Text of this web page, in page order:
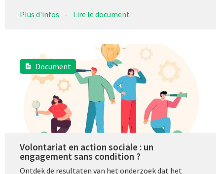
Plus d'infos - Lire le document
Document
Volontariat en action sociale : un
engagement sans condition ?
Ontdek de resultaten van het onderzoek dat het